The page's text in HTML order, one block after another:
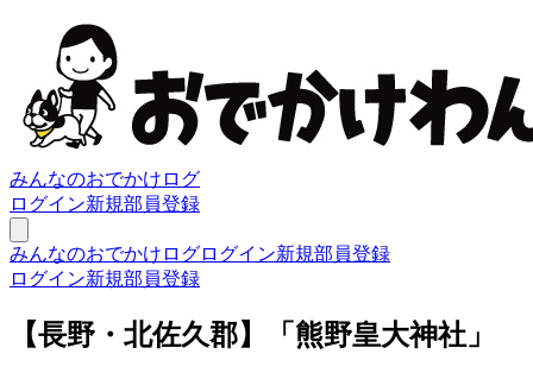
みんなのおでかけログ
ログイン新規部員登録
みんなのおでかけログログイン新規部員登録
ログイン新規部員登録
【長野・北佐久郡】「熊野皇大神社」